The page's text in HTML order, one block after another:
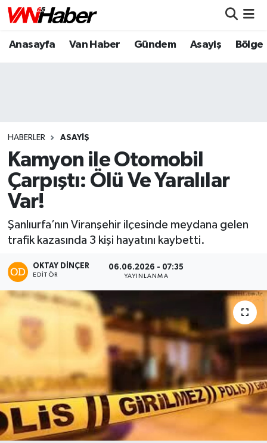
Anasayfa Van Haber Gündem Asayiş Bölge
HABERLER ASAYIŞ
Kamyon ile Otomobil
Çarpıştı: Ölü Ve Yaralılar
Var!
Şanlıurfa’nın Viranşehir ilçesinde meydana gelen
trafik kazasında 3 kişi hayatını kaybetti.
OKTAY DİNÇER
EDITÖR
06.06.2026 - 07:35
YAYINLANMA
Nöbetçi Eczaneler
Puan Durumu ve Fikstür
Tüm Manşetler
Son Dakika Haberleri
Haber Arşivi